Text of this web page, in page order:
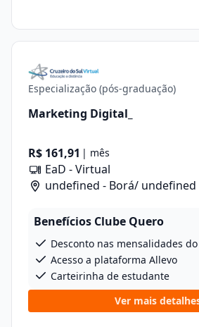
Especialização (pós-graduação)
Marketing Digital_
R$ 161,91 | mês
EaD - Virtual
undefined - Borá/ undefined
Benefícios Clube Quero
Desconto nas mensalidades
Acesso a plataforma Allevo
Carteirinha de estudante
Ver mais